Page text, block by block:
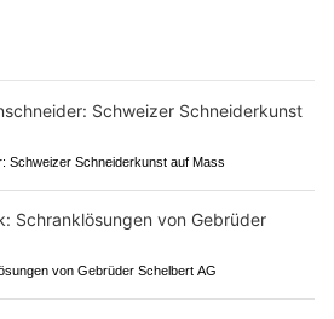
Schweizer Schneiderkunst auf Mass
von Gebrüder Schelbert AG